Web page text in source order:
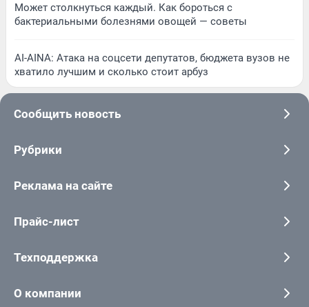
Может столкнуться каждый. Как бороться с
бактериальными болезнями овощей — советы
AI-AINA: Атака на соцсети депутатов, бюджета вузов не
хватило лучшим и сколько стоит арбуз
Сообщить новость
Рубрики
Реклама на сайте
Прайс-лист
Техподдержка
О компании